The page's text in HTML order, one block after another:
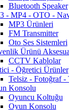
Bluetooth Speaker
- MP4 - OTO -
MP3 Ürünleri
FM Transmitter
Oto Ses Sistemleri
Ürünü
CCTV Kablolar
- Öğretici Ürünler
Telsiz - Fotoğraf -
Konsolu
Oyuncu Koltuğu
Oyun Konsolu